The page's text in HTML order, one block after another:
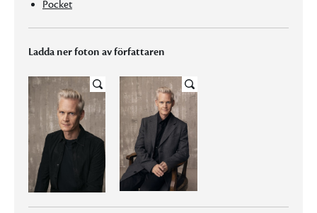
Pocket
Ladda ner foton av författaren